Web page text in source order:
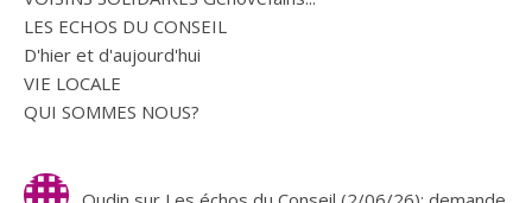
LES ECHOS DU CONSEIL
D'hier et d'aujourd'hui
VIE LOCALE
QUI SOMMES NOUS?